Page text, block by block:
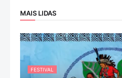
MAIS LIDAS
FESTIVAL